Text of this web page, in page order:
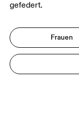
gefedert.
Frauen